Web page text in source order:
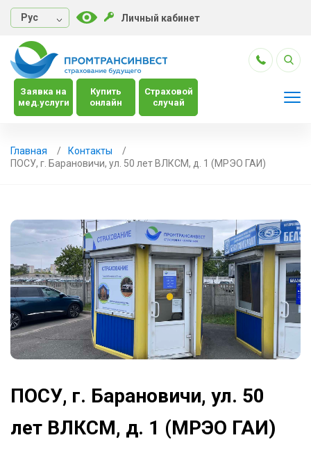
Руc Личный кабинет
Заявка на
мед.услуги
Купить
онлайн
Страховой
случай
Главная
Контакты
ПОСУ, г. Барановичи, ул. 50 лет ВЛКСМ, д. 1 (МРЭО ГАИ)
ПОСУ, г. Барановичи, ул. 50
лет ВЛКСМ, д. 1 (МРЭО ГАИ)